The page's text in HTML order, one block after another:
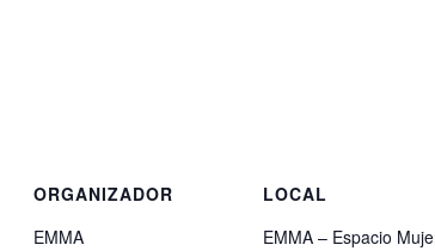
ORGANIZADOR
EMMA
LOCAL
EMMA – Espacio